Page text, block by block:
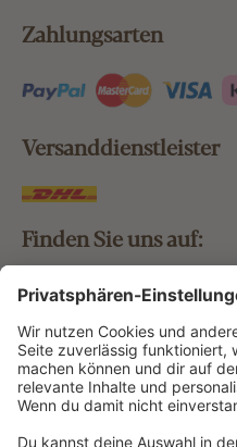
Zahlungsarten
Versanddienstleister
Finden Sie uns auf:
Bestellung widerrufen
Vertrag widerrufen